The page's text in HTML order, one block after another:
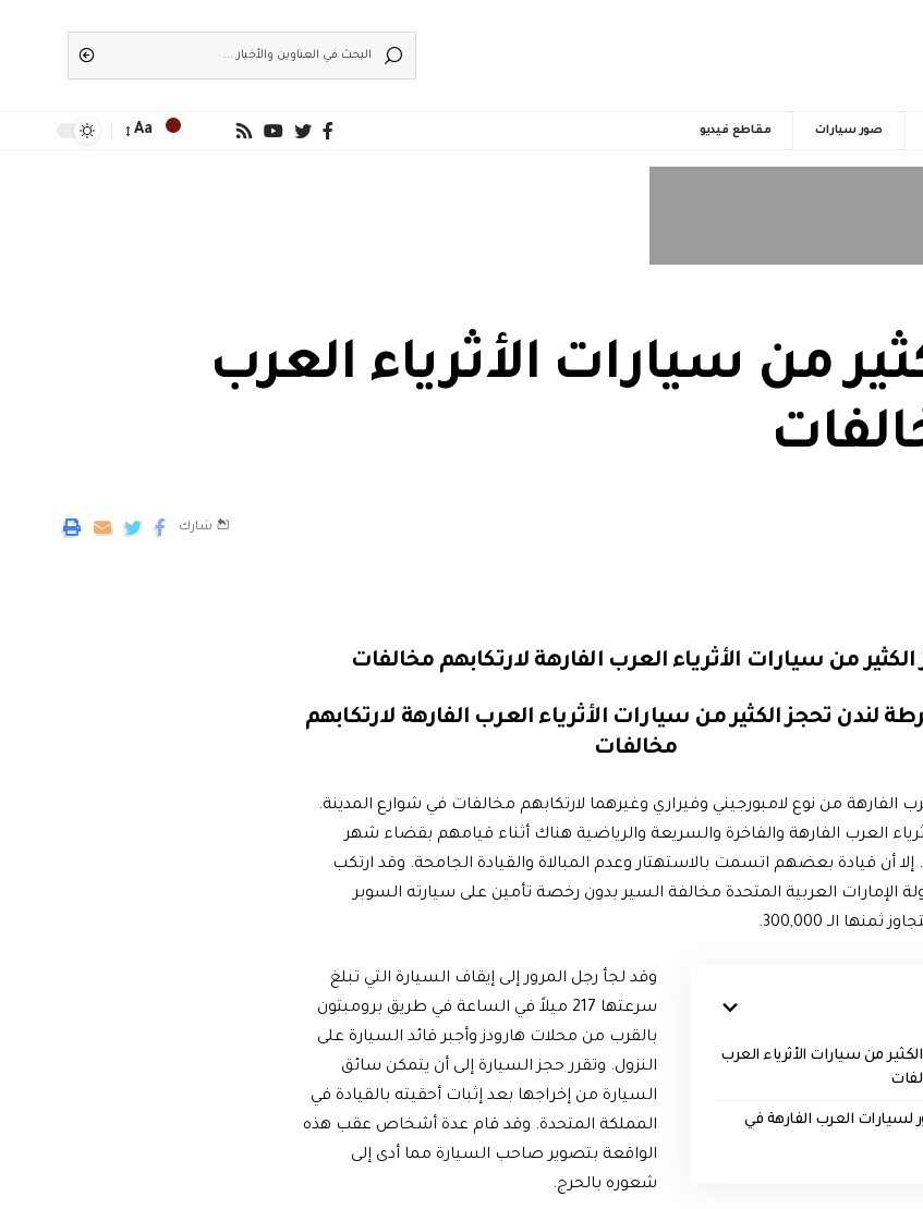
صور سيارات مقاطع فيديو Aa
من سيارات الأثرياء العرب
شارك
من سيارات الأثرياء العرب الفارهة لارتكابهم مخالفات
الفارهة من نوع لامبورجيني وفيراري وغيرهما لارتكابهم مخالفات في شوارع المدينة.
العرب الفارهة والفاخرة والسريعة والرياضية هناك أثناء قيامهم بقضاء شهر
أن قيادة بعضهم اتسمت بالاستهتار وعدم المبالاة والقيادة الجامحة. وقد ارتكب
الإمارات العربية المتحدة مخالفة السير بدون رخصة تأمين على سيارته السوبر
الـ 300,000.
من سيارات الأثرياء العرب
العرب الفارهة في
وقد لجأ رجل المرور إلى إيقاف السيارة التي تبلغ
سرعتها 217 ميلاً في الساعة في طريق برومبتون
بالقرب من محلات هارودز وأجبر قائد السيارة على
النزول. وتقرر حجز السيارة إلى أن يتمكن سائق
السيارة من إخراجها بعد إثبات أحقيته بالقيادة في
المملكة المتحدة. وقد قام عدة أشخاص عقب هذه
الواقعة بتصوير صاحب السيارة مما أدى إلى
شعوره بالحرج.